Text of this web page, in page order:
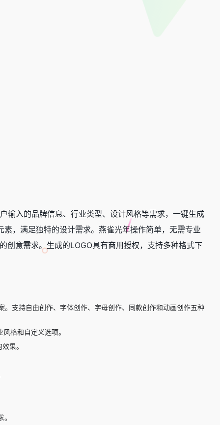
输入的品牌信息、行业类型、设计风格等需求，一键生成
，满足独特的设计需求。燕雀光年操作简单，无需专业
创意需求。生成的LOGO具有商用授权，支持多种格式下
支持自由创作、字体创作、字母创作、同款创作和动画创作五种
格和自定义选项。
果。